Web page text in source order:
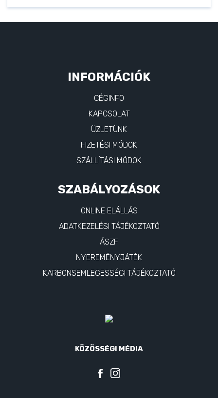
INFORMÁCIÓK
CÉGINFO
KAPCSOLAT
ÜZLETÜNK
FIZETÉSI MÓDOK
SZÁLLÍTÁSI MÓDOK
SZABÁLYOZÁSOK
ONLINE ELÁLLÁS
ADATKEZELÉSI TÁJÉKOZTATÓ
ÁSZF
NYEREMÉNYJÁTÉK
KARBONSEMLEGESSÉGI TÁJÉKOZTATÓ
KÖZÖSSÉGI MÉDIA